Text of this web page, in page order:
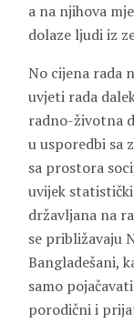
a na njihova
dolaze ljudi iz
No cijena rada
uvjeti rada
radno-životna
u usporedbi sa
sa prostora
uvijek
državljana na
se približavaju
Bangladešani,
samo
porodični i